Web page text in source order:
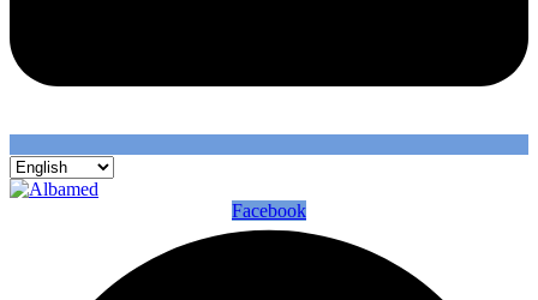
Facebook